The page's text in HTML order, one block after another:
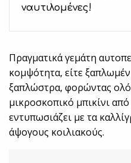
ναυτιλομένες!
Πραγματικά γεμάτη
κομψότητα, είτε
ξαπλώστρα, φορώντας
μικροσκοπικό μπικίνι
εντυπωσιάζει με τα
άψογους κοιλιακούς.